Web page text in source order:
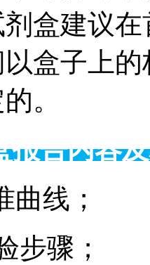
盒建议
盒子上
。
报告内
曲线；
步骤；